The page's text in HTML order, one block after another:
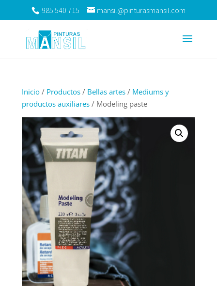
985 540 715 mansil@pinturasmansil.com
Inicio/ Productos/ Bellas artes/ Mediums y
productos auxiliares/ Modeling paste